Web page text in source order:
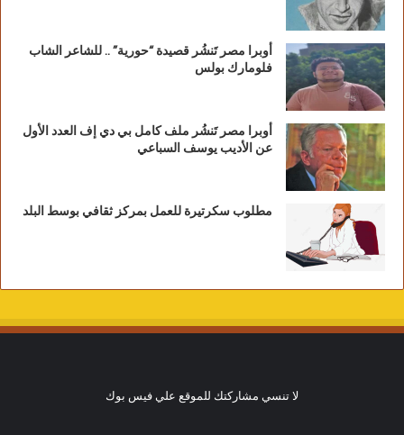
أوبرا مصر تَنشُر قصيدة “حورية” .. للشاعر الشاب
فلومارك بولس
أوبرا مصر تَنشُر ملف كامل بي دي إف العدد الأول
عن الأديب يوسف السباعي
مطلوب سكرتيرة للعمل بمركز ثقافي بوسط البلد
لا تنسي مشاركتك للموقع علي فيس بوك